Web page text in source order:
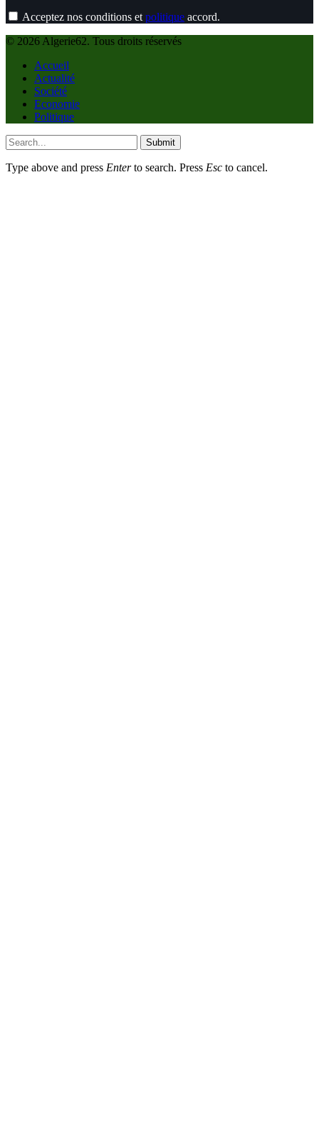
Acceptez nos conditions etpolitique accord.
© 2026 Algerie62. Tous droits réservés
Accueil
Actualité
Société
Economie
Politique
Submit
Type above and press Enterto search. Press Esc to cancel.